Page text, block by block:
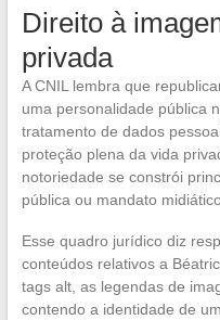
Direito à
privada
A CNIL lembra que
uma personalidade pública
tratamento de dados
proteção plena da vida
notoriedade se constrói
pública ou mandato
Esse quadro jurídico diz
conteúdos relativos a
tags alt, as legendas de
contendo a identidade de